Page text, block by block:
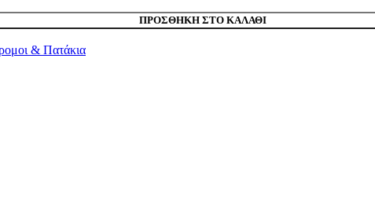
ΠΡΟΣΘΉΚΗ ΣΤΟ ΚΑΛΆΘΙ
& Πατάκια